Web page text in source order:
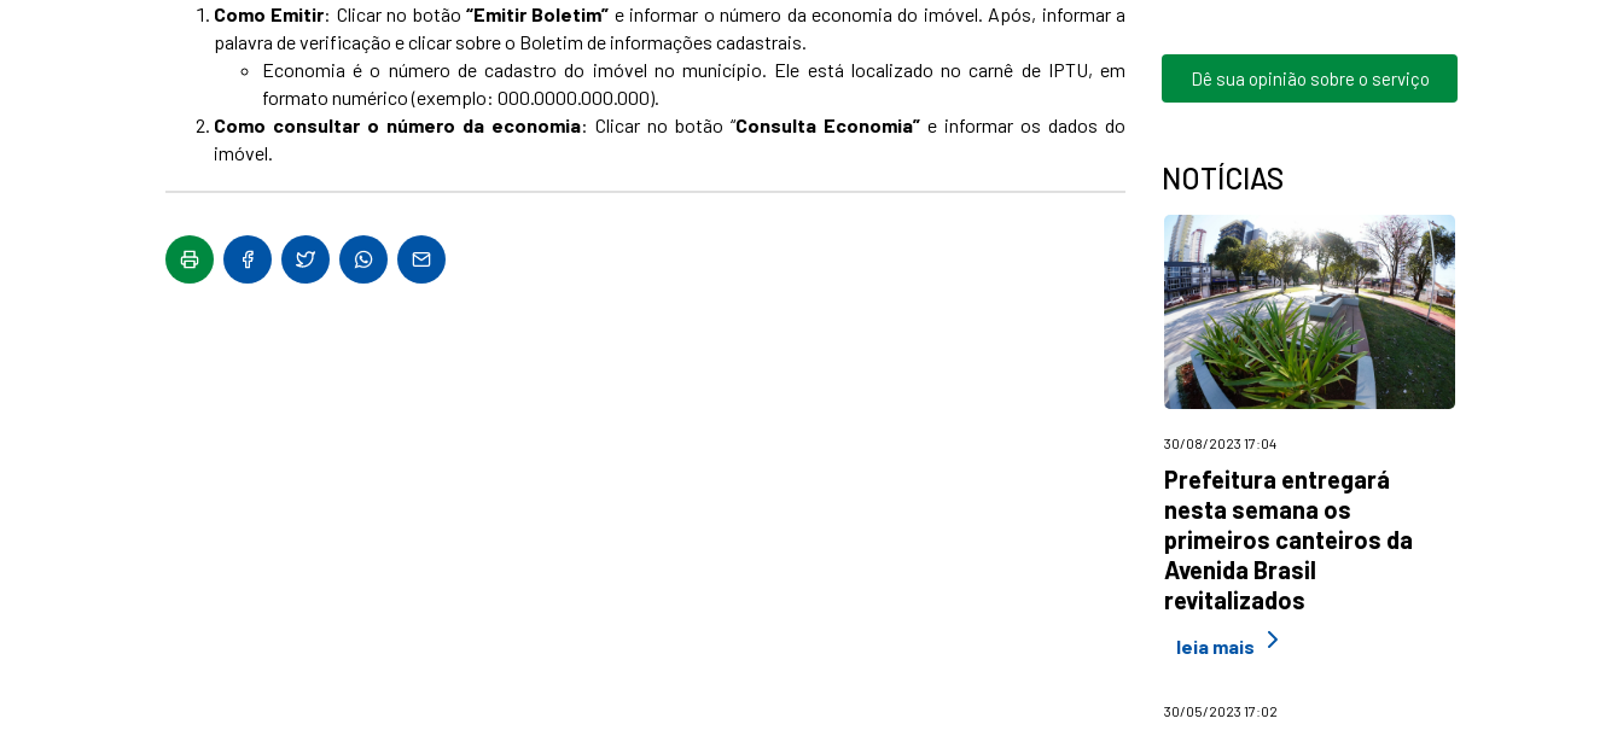
Como Emitir: Clicar no botão“Emitir Boletim” e informar o número da economia do imóvel. Após, informar a
palavra de verificação e clicar sobre o Boletim de informações cadastrais.
Economia é o número de cadastro do imóvel no município. Ele está localizado no carnê de IPTU, em
formato numérico (exemplo: 000.0000.000.000).
Como consultar o número da economia: Clicar no botão “Consulta Economia” e informar os dados do
imóvel.
Dê sua opinião sobre o serviço
NOTÍCIAS
30/08/2023 17:04
Prefeitura entregará
nesta semana os
primeiros canteiros da
Avenida Brasil
revitalizados
leia mais
30/05/2023 17:02